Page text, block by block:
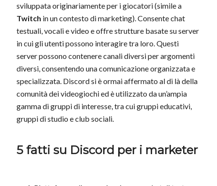
sviluppata originariamente per i giocatori (simile a
Twitch in un contesto di marketing). Consente chat
testuali, vocali e video e offre strutture basate su server
in cui gli utenti possono interagire tra loro. Questi
server possono contenere canali diversi per argomenti
diversi, consentendo una comunicazione organizzata e
specializzata. Discord si è ormai affermato al di là della
comunità dei videogiochi ed è utilizzato da un’ampia
gamma di gruppi di interesse, tra cui gruppi educativi,
gruppi di studio e club sociali.
5 fatti su Discord per i marketer